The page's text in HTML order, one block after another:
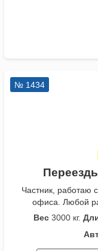
№ 1434
Частник, работаю
офиса. Любой
Вес 3000 кг.